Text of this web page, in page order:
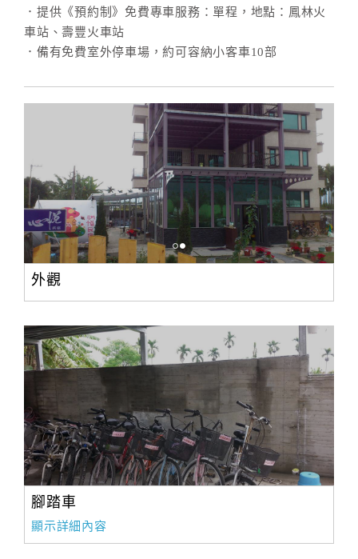
．提供《預約制》免費專車服務：單程，地點：鳳林火
車站、壽豐火車站
．備有免費室外停車場，約可容納小客車10部
外觀
腳踏車
顯示詳細內容